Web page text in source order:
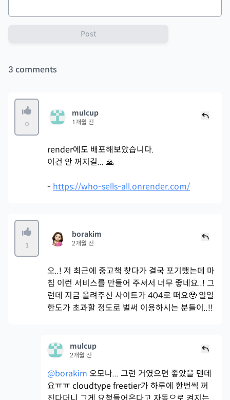
Post
3 comments
0
mulcup
1개월 전
render에도 배포해보았습니다.
이건 안 꺼지길... 🙏
- https://who-sells-all.onrender.com/
1
borakim
2개월 전
오..! 저 최근에 중고책 찾다가 결국 포기했는데 마
침 이런 서비스를 만들어 주셔서 너무 좋네요..! 그
런데 지금 올려주신 사이트가 404로 떠요🥹 일일
한도가 초과할 정도로 벌써 이용하시는 분들이..!!
mulcup
2개월 전
@borakim 오모나... 그런 거였으면 좋았을 텐데
요ㅠㅠ cloudtype freetier가 하루에 한번씩 꺼